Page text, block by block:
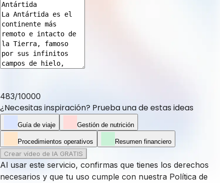
483/10000
¿Necesitas inspiración? Prueba una de estas ideas
Guía de viaje Gestión de nutrición
Procedimientos operativos Resumen financiero
Crear vídeo de IA GRATIS
Al usar este servicio, confirmas que tienes los derechos
necesarios y que tu uso cumple con nuestra Política de